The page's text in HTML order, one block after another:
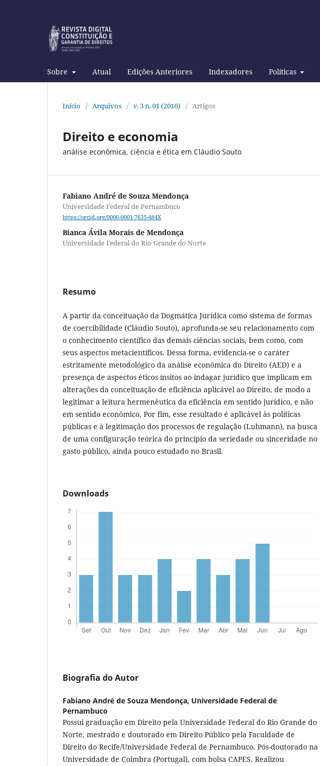
Sobre Atual Edições Anteriores Indexadores Políticas
Início / Arquivos / v. 3 n. 01 (2010) / Artigos
Direito e economia
análise econômica, ciência e ética em Cláudio Souto
Fabiano André de Souza Mendonça
Universidade Federal de Pernambuco
https://orcid.org/0000-0001-7635-484X
Bianca Ávila Morais de Mendonça
Universidade Federal do Rio Grande do Norte
Resumo
A partir da conceituação da Dogmática Jurídica como sistema de formas
de coercibilidade (Cláudio Souto), aprofunda-se seu relacionamento com
o conhecimento científico das demais ciências sociais, bem como, com
seus aspectos metacientíficos. Dessa forma, evidencia-se o caráter
estritamente metodológico da análise econômica do Direito (AED) e a
presença de aspectos éticos ínsitos ao indagar jurídico que implicam em
alterações da conceituação de eficiência aplicável ao Direito, de modo a
legitimar a leitura hermenêutica da eficiência em sentido jurídico, e não
em sentido econômico. Por fim, esse resultado é aplicável às políticas
públicas e à legitimação dos processos de regulação (Luhmann), na busca
de uma configuração teórica do princípio da seriedade ou sinceridade no
gasto público, ainda pouco estudado no Brasil.
Downloads
Biografia do Autor
Fabiano André de Souza Mendonça, Universidade Federal de
Pernambuco
Possui graduação em Direito pela Universidade Federal do Rio Grande do
Norte, mestrado e doutorado em Direito Público pela Faculdade de
Direito do Recife/Universidade Federal de Pernambuco. Pós-doutorado na
Universidade de Coimbra (Portugal), com bolsa CAPES. Realizou